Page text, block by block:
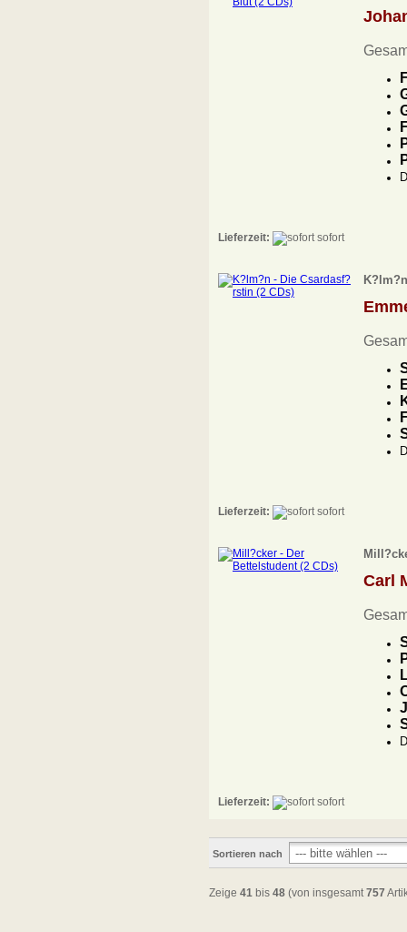
Lieferzeit: sofort
Lieferzeit: sofort
Carl
Lieferzeit: sofort
Sortieren nach
Zeige 41 bis 48 (von insgesamt757